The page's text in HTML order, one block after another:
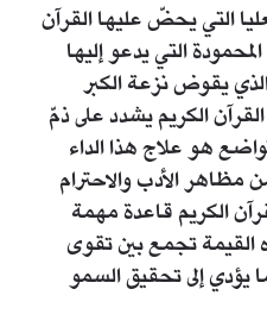
التي يحضّ عليها القرآن
التي يدعو إليها
يقوض نزعة الكبر
الكريم يشدد على ذمّ
هو علاج هذا الداء
مظاهر الأدب والاحترام
الكريم قاعدة مهمة
القيمة تجمع بين تقوى
يؤدي إلى تحقيق السمو